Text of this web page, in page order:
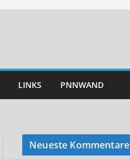
LINKS PNNWAND
Neueste Kommentare